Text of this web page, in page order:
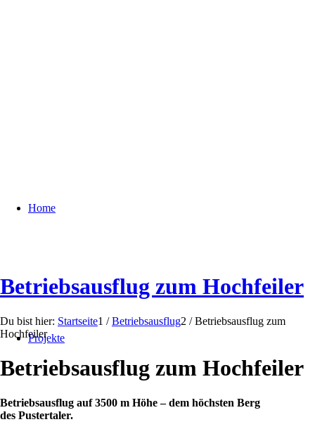
Home
Projekte
Betriebsausflug zum Hochfeiler
Du bist hier: Startseite1 / Betriebsausflug2 / Betriebsausflug zum
Hochfeiler
Betriebsausflug zum Hochfeiler
Betriebsausflug auf 3500 m Höhe – dem höchsten Berg
des Pustertaler.